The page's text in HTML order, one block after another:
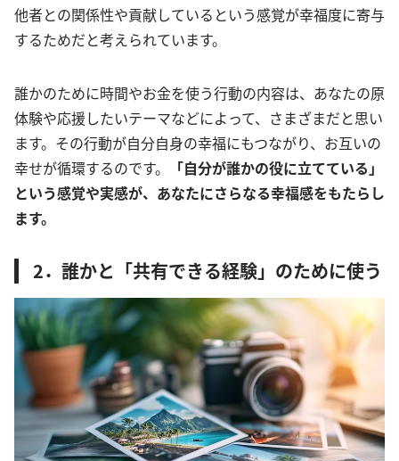
他者との関係性や貢献しているという感覚が幸福度に寄与
するためだと考えられています。
誰かのために時間やお金を使う行動の内容は、あなたの原
体験や応援したいテーマなどによって、さまざまだと思い
ます。その行動が自分自身の幸福にもつながり、お互いの
幸せが循環するのです。
「自分が誰かの役に立てている」
という感覚や実感が、あなたにさらなる幸福感をもたらし
ます。
2．誰かと「共有できる経験」のために使う